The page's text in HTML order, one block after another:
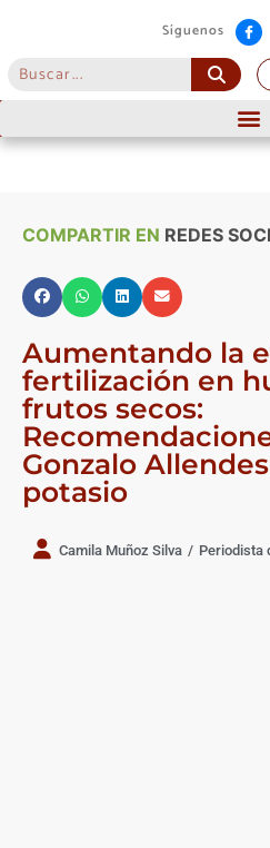
Síguenos
COMPARTIR EN REDES
Aumentando la
fertilización en
frutos secos:
Gonzalo
potasio
Camila Muñoz Silva / Periodista